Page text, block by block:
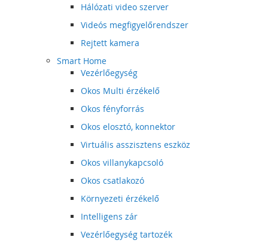
Hálózati video szerver
Videós megfigyelőrendszer
Rejtett kamera
Smart Home
Vezérlőegység
Okos Multi érzékelő
Okos fényforrás
Okos elosztó, konnektor
Virtuális asszisztens eszköz
Okos villanykapcsoló
Okos csatlakozó
Környezeti érzékelő
Intelligens zár
Vezérlőegység tartozék